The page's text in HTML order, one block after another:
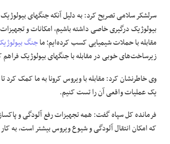
سرلشکر سلامی تصریح کرد: به دلیل آنکه جنگهای
بیولوژیک درگیری خاصی داشته باشیم، امکانات و
مقابله با حملات شیمیایی کسب کرده‌ایم؛ ماجنگ
زیرساخت‌های خوبی در مقابله با جنگهای بیولوژیک فراهم
وی خاطرنشان کرد: مقابله با ویروس کرونا به ما کمک کرد
یک عملیات واقعی آن را تست کنیم.
فرمانده کل سپاه گفت: همه تجهیزات رفع آلودگی و
که امکان انتقال آلودگی و شیوع ویروس بیشتر است، به